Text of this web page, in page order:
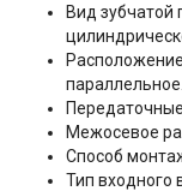
Вид зубчатой
параллельное.
Межосевое
Способ
Тип входного